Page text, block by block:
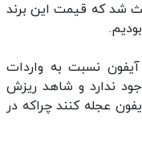
شد که قیمت‌ این برند
نسبت به واردات
ندارد و شاهد ریزش
عجله کنند چراکه در